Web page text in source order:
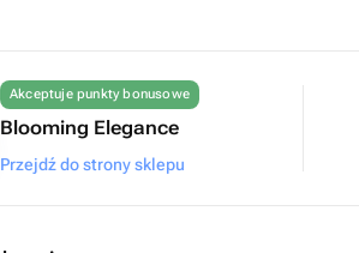
Akceptuje punkty bonusowe
Blooming Elegance
Przejdź do strony sklepu